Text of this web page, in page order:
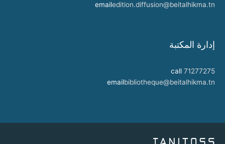
emailedition.diffusion@beitalhikma.tn
إدارة المكتبة
call 71277275
emailbibliotheque@beitalhikma.tn